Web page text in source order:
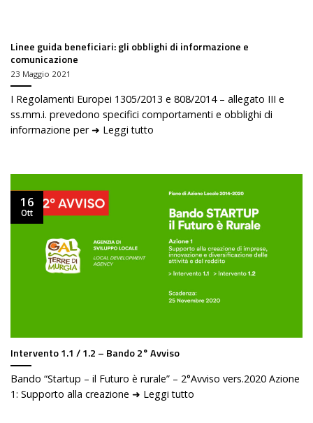
Linee guida beneficiari: gli obblighi di informazione e
comunicazione
23 Maggio 2021
I Regolamenti Europei 1305/2013 e 808/2014 – allegato III e
ss.mm.i. prevedono specifici comportamenti e obblighi di
informazione per ➜ Leggi tutto
Intervento 1.1 / 1.2 – Bando 2° Avviso
Bando “Startup – il Futuro è rurale” – 2°Avviso vers.2020 Azione
1: Supporto alla creazione ➜ Leggi tutto
16
Ott